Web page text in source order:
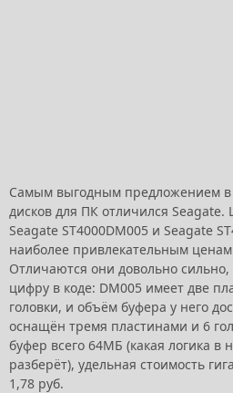
Самым выгодным предложением в
дисков для ПК отличился
Seagate ST4000DM005 и Seagate
наиболее привлекательным
Отличаются они довольно сильно,
цифру в коде: DM005 имеет две
головки, и объём буфера у него
оснащён тремя пластинами и 6
буфер всего 64МБ (какая логика в
разберёт), удельная стоимость
1,78 руб.